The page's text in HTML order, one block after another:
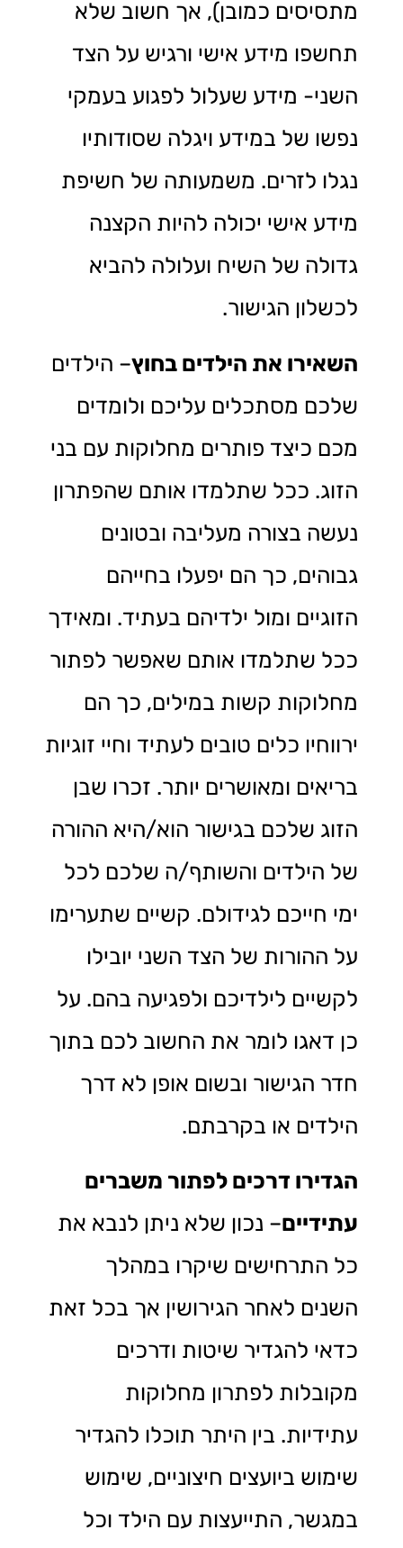
מתסיסים כמובן), אך חשוב שלא
תחשפו מידע אישי ורגיש על הצד
השני- מידע שעלול לפגוע בעמקי
נפשו של במידע ויגלה שסודותיו
נגלו לזרים. משמעותה של חשיפת
מידע אישי יכולה להיות הקצנה
גדולה של השיח ועלולה להביא
לכשלון הגישור.
השאירו את הילדים בחוץ– הילדים
שלכם מסתכלים עליכם ולומדים
מכם כיצד פותרים מחלוקות עם בני
הזוג. ככל שתלמדו אותם שהפתרון
נעשה בצורה מעליבה ובטונים
גבוהים, כך הם יפעלו בחייהם
הזוגיים ומול ילדיהם בעתיד. ומאידך
ככל שתלמדו אותם שאפשר לפתור
מחלוקות קשות במילים, כך הם
ירווחיו כלים טובים לעתיד וחיי זוגיות
בריאים ומאושרים יותר. זכרו שבן
הזוג שלכם בגישור הוא/היא ההורה
של הילדים והשותף/ה שלכם לכל
ימי חייכם לגידולם. קשיים שתערימו
על ההורות של הצד השני יובילו
לקשיים לילדיכם ולפגיעה בהם. על
כן דאגו לומר את החשוב לכם בתוך
חדר הגישור ובשום אופן לא דרך
הילדים או בקרבתם.
הגדירו דרכים לפתור משברים
עתידיים– נכון שלא ניתן לנבא את
כל התרחישים שיקרו במהלך
השנים לאחר הגירושין אך בכל זאת
כדאי להגדיר שיטות ודרכים
מקובלות לפתרון מחלוקות
עתידיות. בין היתר תוכלו להגדיר
שימוש ביועצים חיצוניים, שימוש
במגשר, התייעצות עם הילד וכל